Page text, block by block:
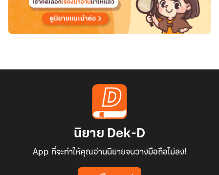
นิยาย Dek-D
App ที่จะทำให้คุณอ่านนิยายจนวางมือถือไม่ลง!